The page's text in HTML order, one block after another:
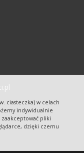
ciasteczka) w celach
indywidualnie
pliki
dzięki czemu